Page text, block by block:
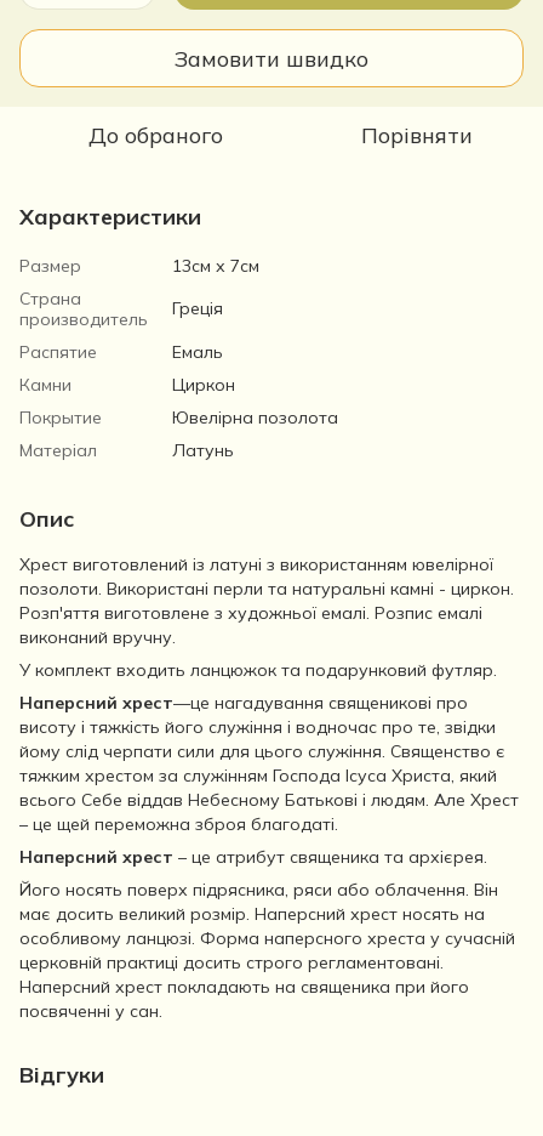
Замовити швидко
До обраного Порівняти
Характеристики
Размер
13см х 7см
Страна
производитель
Греція
Распятие
Емаль
Камни
Циркон
Покрытие
Ювелірна позолота
Матеріал
Латунь
Опис
Хрест виготовлений із латуні з використанням ювелірної
позолоти. Використані перли та натуральні камні - циркон.
Розп'яття виготовлене з художньої емалі. Розпис емалі
виконаний вручну.
У комплект входить ланцюжок та подарунковий футляр.
Наперсний хрест—це нагадування священикові про
висоту і тяжкість його служіння і водночас про те, звідки
йому слід черпати сили для цього служіння. Священство є
тяжким хрестом за служінням Господа Ісуса Христа, який
всього Себе віддав Небесному Батькові і людям. Але Хрест
– це щей переможна зброя благодаті.
Наперсний хрест – це атрибут священика та архієрея.
Його носять поверх підрясника, ряси або облачення. Він
має досить великий розмір. Наперсний хрест носять на
особливому ланцюзі. Форма наперсного хреста у сучасній
церковній практиці досить строго регламентовані.
Наперсний хрест покладають на священика при його
посвяченні у сан.
Відгуки